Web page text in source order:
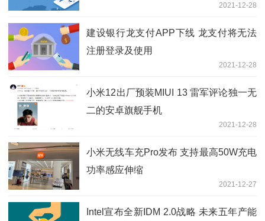
2021-12-28
建设银行龙支付APP下线 龙支付将无法
注册登录及使用
2021-12-28
小米12出厂预装MIUI 13 雷军评论独一无
二的安卓旗舰手机
2021-12-28
小米无线车充Pro发布 支持最高50W充电
功率感应伸缩
2021-12-27
Intel宣布全新IDM 2.0战略 未来五年产能